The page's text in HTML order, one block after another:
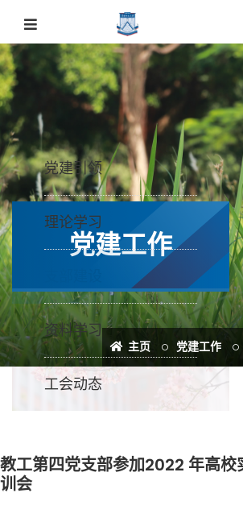
党建工作
主页 党建工作
党建引领
理论学习
资料学习
工会动态
教工第四党支部参加2022 年高校
训会